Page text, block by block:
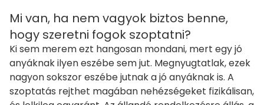
Mi van, ha nem vagyok biztos benne,
hogy szeretni fogok szoptatni?
Ki sem merem ezt hangosan mondani, mert egy jó
anyáknak ilyen eszébe sem jut. Megnyugtatlak, ezek
nagyon sokszor eszébe jutnak a jó anyáknak is. A
szoptatás rejthet magában nehézségeket fizikálisan,